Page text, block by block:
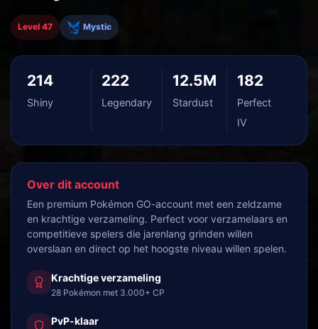
Level 47 Mystic
214
Shiny
222
Legendary
12.5M
Stardust
182
Perfect
IV
Over dit account
Een premium Pokémon GO-account met een zeldzame
en krachtige verzameling. Perfect voor verzamelaars en
competitieve spelers die jarenlang grinden willen
overslaan en direct op het hoogste niveau willen spelen.
Krachtige verzameling
28 Pokémon met 3.000+ CP
PvP-klaar